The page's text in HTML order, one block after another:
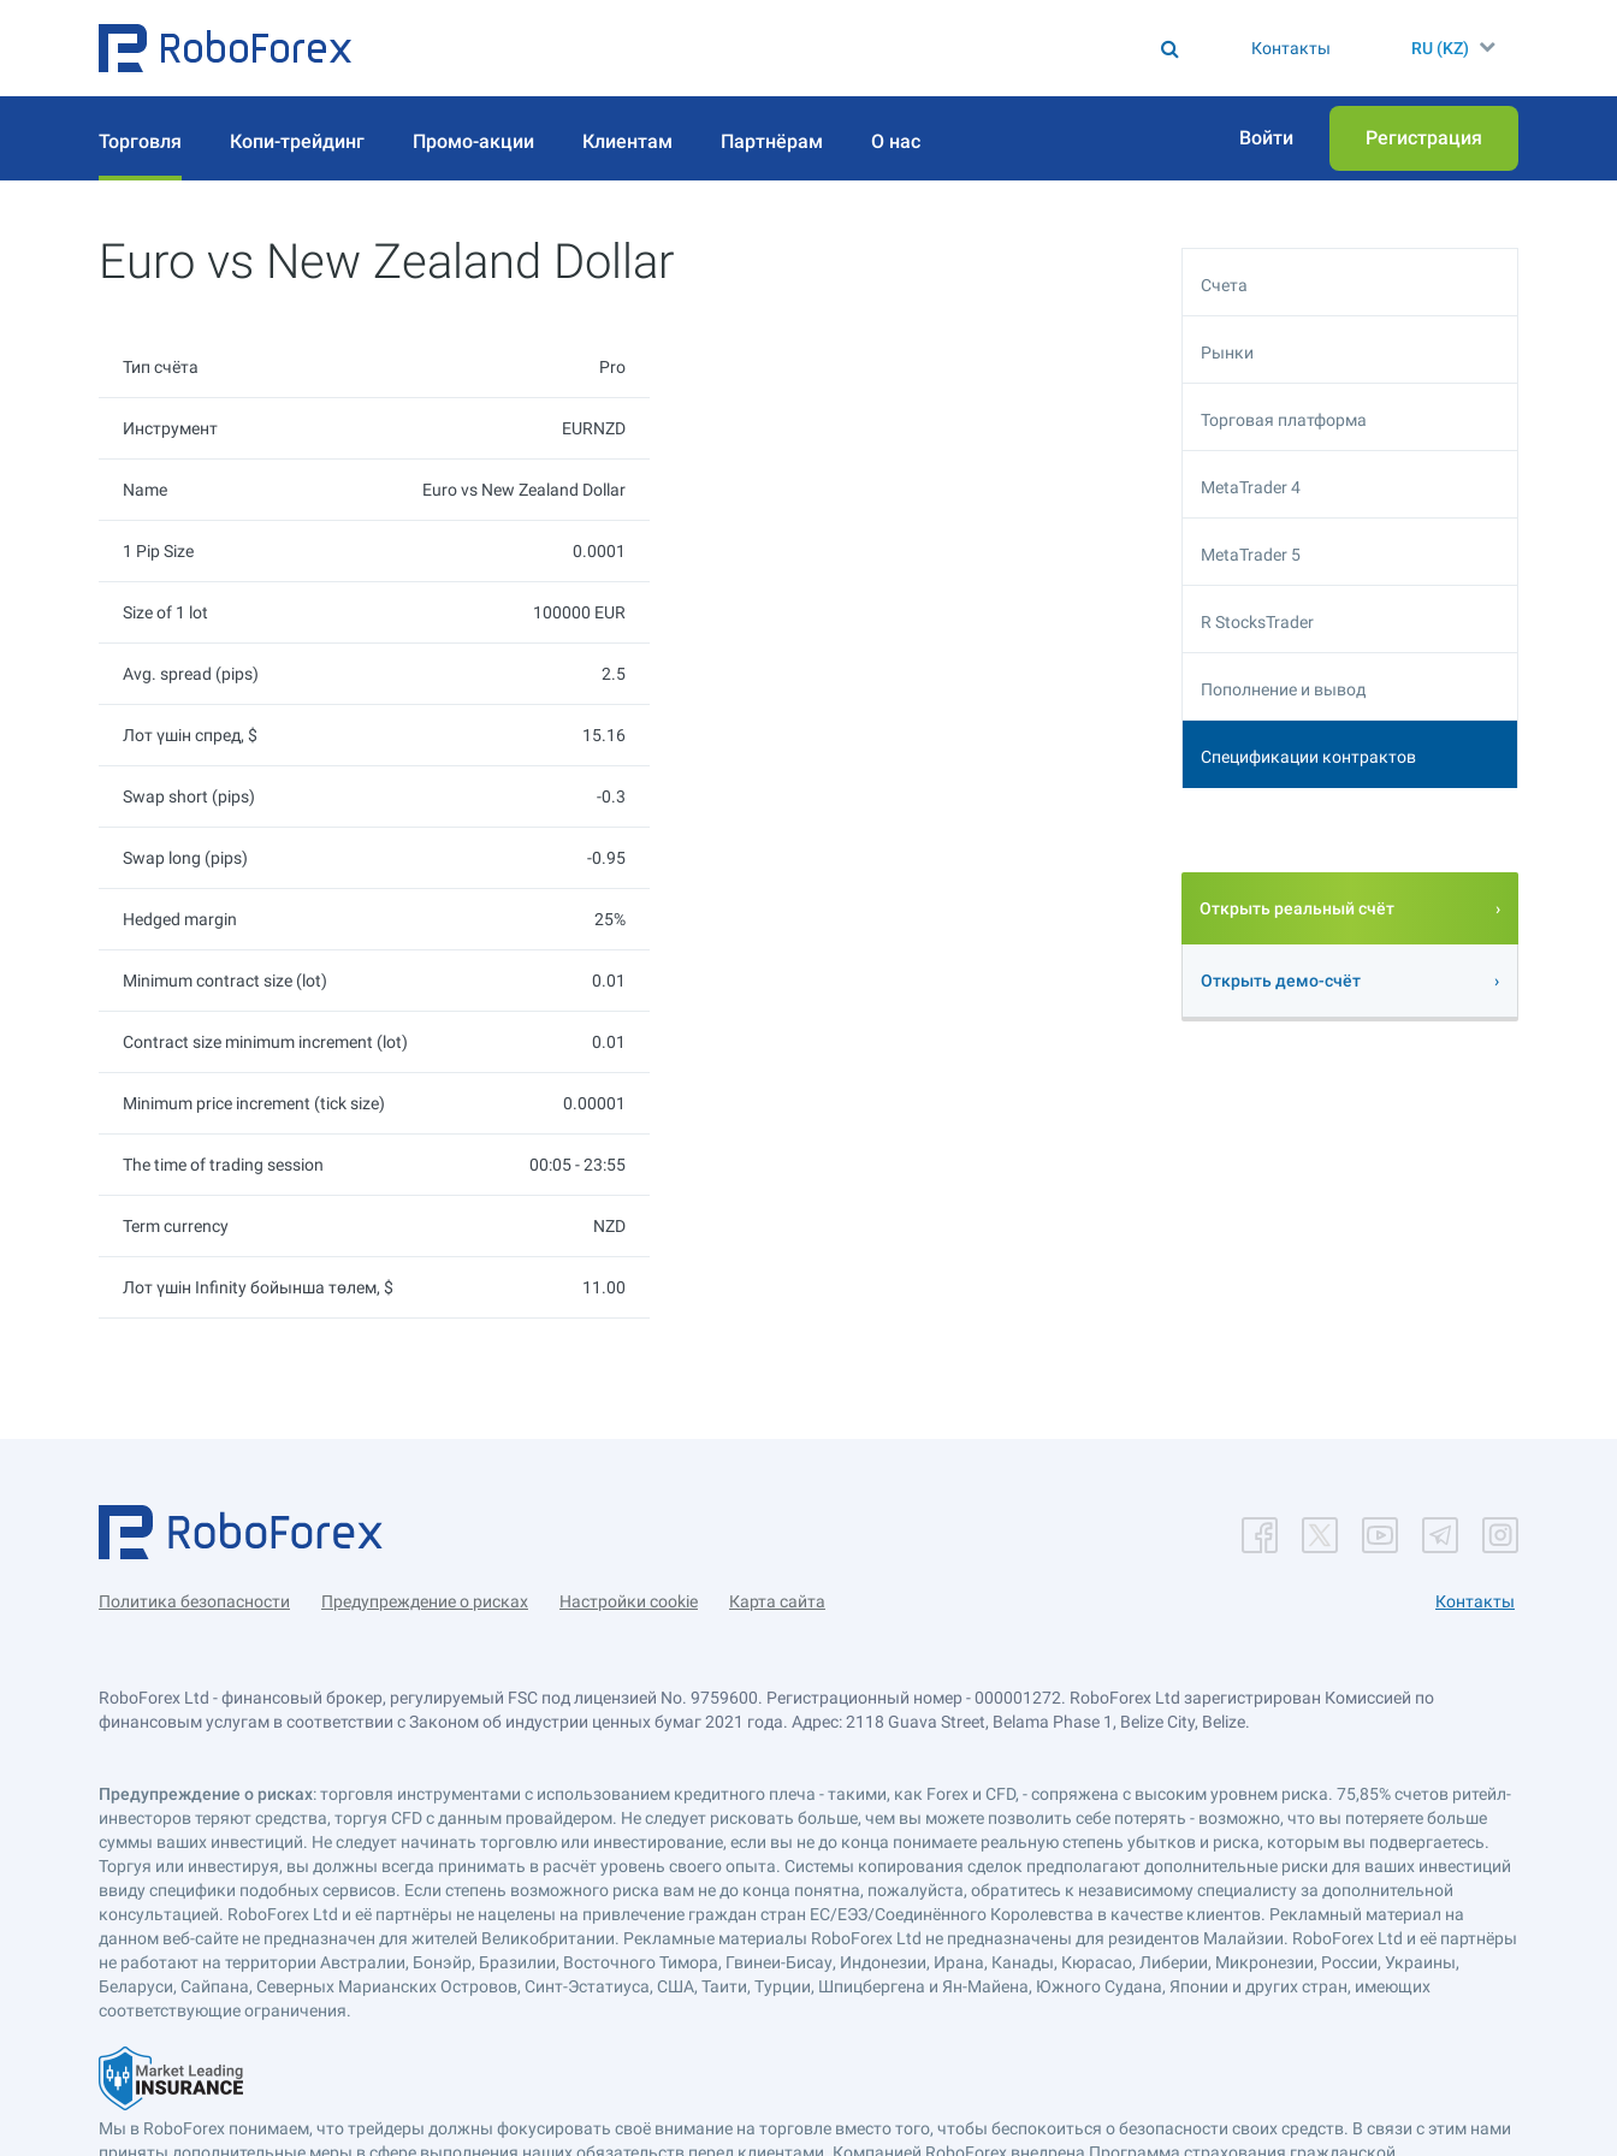
Контакты RU (KZ)
Торговля Копи-трейдинг Промо-акции Клиентам Партнёрам О нас Войти Регистрация
Euro vs New Zealand Dollar
Тип счёта Pro
Инструмент EURNZD
Name Euro vs New Zealand Dollar
1 Pip Size 0.0001
Size of 1 lot 100000 EUR
Avg. spread (pips) 2.5
Лот үшін спред, $ 15.16
Swap short (pips) -0.3
Swap long (pips) -0.95
Hedged margin 25%
Minimum contract size (lot) 0.01
Contract size minimum increment (lot) 0.01
Minimum price increment (tick size) 0.00001
The time of trading session 00:05 - 23:55
Term currency NZD
Лот үшін Infinity бойынша төлем, $ 11.00
Счета
Рынки
Торговая платформа
MetaTrader 4
MetaTrader 5
R StocksTrader
Пополнение и вывод
Спецификации контрактов
Открыть реальный счёт
Открыть демо-счёт
Политика безопасности Предупреждение о рисках Настройки cookie Карта сайта Контакты
RoboForex Ltd - финансовый брокер, регулируемый FSC под лицензией No. 9759600. Регистрационный номер - 000001272. RoboForex Ltd зарегистрирован Комиссией по
финансовым услугам в соответствии с Законом об индустрии ценных бумаг 2021 года. Адрес: 2118 Guava Street, Belama Phase 1, Belize City, Belize.
Предупреждение о рисках: торговля инструментами с использованием кредитного плеча - такими, как Forex и CFD, - сопряжена с высоким уровнем риска. 75,85% счетов ритейл-
инвесторов теряют средства, торгуя CFD с данным провайдером. Не следует рисковать больше, чем вы можете позволить себе потерять - возможно, что вы потеряете больше
суммы ваших инвестиций. Не следует начинать торговлю или инвестирование, если вы не до конца понимаете реальную степень убытков и риска, которым вы подвергаетесь.
Торгуя или инвестируя, вы должны всегда принимать в расчёт уровень своего опыта. Системы копирования сделок предполагают дополнительные риски для ваших инвестиций
ввиду специфики подобных сервисов. Если степень возможного риска вам не до конца понятна, пожалуйста, обратитесь к независимому специалисту за дополнительной
консультацией. RoboForex Ltd и её партнёры не нацелены на привлечение граждан стран ЕС/ЕЭЗ/Соединённого Королевства в качестве клиентов. Рекламный материал на
данном веб-сайте не предназначен для жителей Великобритании. Рекламные материалы RoboForex Ltd не предназначены для резидентов Малайзии. RoboForex Ltd и её партнёры
не работают на территории Австралии, Бонэйр, Бразилии, Восточного Тимора, Гвинеи-Бисау, Индонезии, Ирана, Канады, Кюрасао, Либерии, Микронезии, России, Украины,
Беларуси, Сайпана, Северных Марианских Островов, Синт-Эстатиуса, США, Таити, Турции, Шпицбергена и Ян-Майена, Южного Судана, Японии и других стран, имеющих
соответствующие ограничения.
Мы в RoboForex понимаем, что трейдеры должны фокусировать своё внимание на торговле вместо того, чтобы беспокоиться о безопасности своих средств. В связи с этим нами